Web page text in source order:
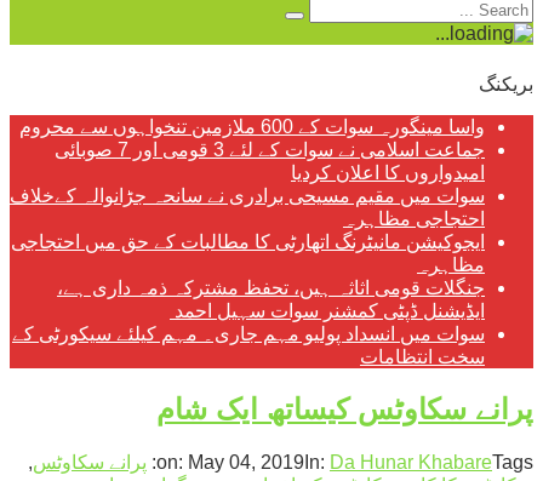
بریکنگ
واسا مینگورہ سوات کے 600 ملازمین تنخواہوں سے محروم
جماعت اسلامی نے سوات کے لئے 3 قومی اور 7 صوبائی
امیدواروں کا اعلان کردیا
سوات میں مقیم مسیحی برادری نے سانحہ جڑانوالہ کےخلاف
احتجاجی مظاہرہ
ایجوکیشن مانیٹرنگ اتھارٹی کا مطالبات کے حق میں احتجاجی
مظاہرہ
جنگلات قومی اثاثہ ہیں، تحفظ مشترکہ ذمہ داری ہے،
ایڈیشنل ڈپٹی کمشنر سوات سہیل احمد
سوات میں انسداد پولیو مہم جاری۔ مہم کیلئے سیکورٹی کے
سخت انتظامات
پرانے سکاوٹس کیساتھ ایک شام
on: May 04, 2019 In: Da Hunar KhabareTags: پرانے سکاوٹس,